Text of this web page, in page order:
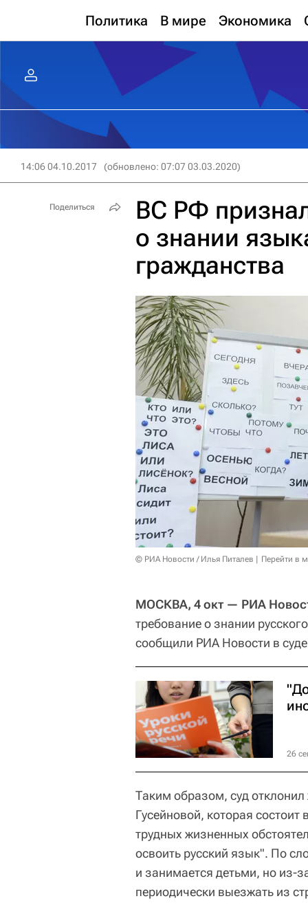
Политика В мире Экономика
14:06 04.10.2017 (обновлено: 07:07 03.03.2020)
ВС РФ
о знании
гражданства
© РИА Новости / Илья Питалев Перейти в
МОСКВА, 4 окт — РИА
требование о знании
сообщили РИА Новости в
26
Таким образом, суд
Гусейновой, которая
трудных жизненных
освоить русский язык". По
и занимается детьми, но из-
периодически выезжать из
Поделиться